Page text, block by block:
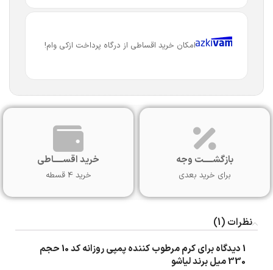
امکان خرید اقساطی از درگاه پرداخت ازکی وام!
بازگشـــــت وجه
برای خرید بعدی
خرید اقســـــاطی
خرید 4 قسطه
نظرات (1)
1 دیدگاه برای
کرم مرطوب کننده پمپی روزانه کد 10 حجم
330 میل برند لیاشو